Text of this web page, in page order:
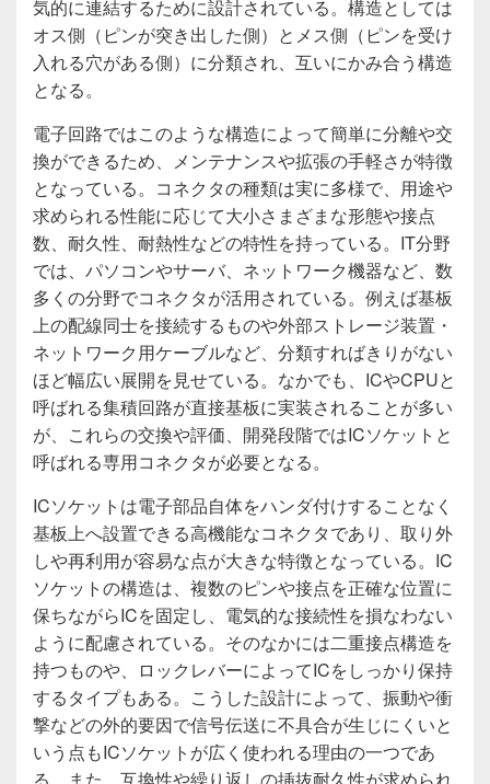
気的に連結するために設計されている。構造としては
オス側（ピンが突き出した側）とメス側（ピンを受け
入れる穴がある側）に分類され、互いにかみ合う構造
となる。
電子回路ではこのような構造によって簡単に分離や交
換ができるため、メンテナンスや拡張の手軽さが特徴
となっている。コネクタの種類は実に多様で、用途や
求められる性能に応じて大小さまざまな形態や接点
数、耐久性、耐熱性などの特性を持っている。IT分野
では、パソコンやサーバ、ネットワーク機器など、数
多くの分野でコネクタが活用されている。例えば基板
上の配線同士を接続するものや外部ストレージ装置・
ネットワーク用ケーブルなど、分類すればきりがない
ほど幅広い展開を見せている。なかでも、ICやCPUと
呼ばれる集積回路が直接基板に実装されることが多い
が、これらの交換や評価、開発段階ではICソケットと
呼ばれる専用コネクタが必要となる。
ICソケットは電子部品自体をハンダ付けすることなく
基板上へ設置できる高機能なコネクタであり、取り外
しや再利用が容易な点が大きな特徴となっている。IC
ソケットの構造は、複数のピンや接点を正確な位置に
保ちながらICを固定し、電気的な接続性を損なわない
ように配慮されている。そのなかには二重接点構造を
持つものや、ロックレバーによってICをしっかり保持
するタイプもある。こうした設計によって、振動や衝
撃などの外的要因で信号伝送に不具合が生じにくいと
いう点もICソケットが広く使われる理由の一つであ